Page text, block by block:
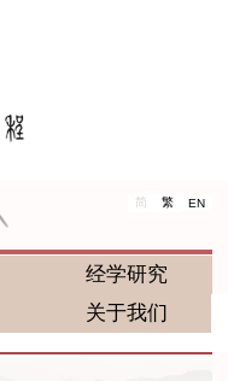
简 繁 EN
经学研究
关于我们